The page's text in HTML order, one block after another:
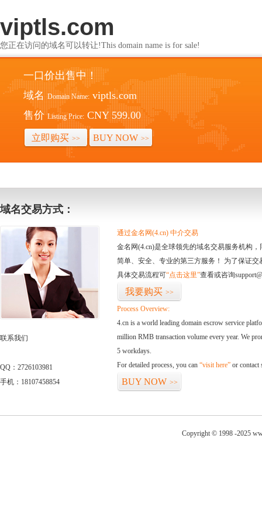
viptls.com
您正在访问的域名可以转让!This domain name is for sale!
一口价出售中！
域名 Domain Name: viptls.com
售价 Listing Price: CNY 599.00
立即购买 >> BUY NOW >>
域名交易方式：
联系我们
QQ：2726103981
手机：18107458854
通过金名网(4.cn) 中介交易
金名网(4.cn)是全球领先的域名交易服务机构
简单、安全、专业的第三方服务！ 为了保证
具体交易流程可“点击这里”查看或咨询
我要购买 >>
Process Overview:
4.cn is a world leading domain escrow service
million RMB transaction volume every year. We
5 workdays.
For detailed process, you can “visit here” or contact
BUY NOW >>
Copyright © 1998 -2025